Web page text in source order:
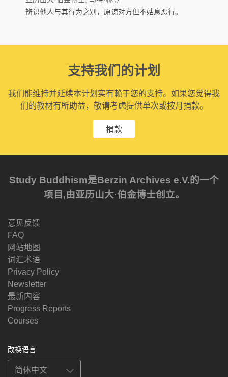
辨识他人与其行为之别，原谅对方但不姑息恶行。
支持我们的计划
我们能维持并延续本计划实有赖于您的支持。如果您觉得我
们的教材有所助益，敬请考虑提供单次或按月捐款。
捐款
Study Buddhism是Berzin Archives e.V.的一个
项目,由亚历山大·伯金博士创立。
意见反馈
FAQ
网站地图
词汇术语
Privacy Policy
Newsletter
最新内容
Progress Reports
Courses
改换语言